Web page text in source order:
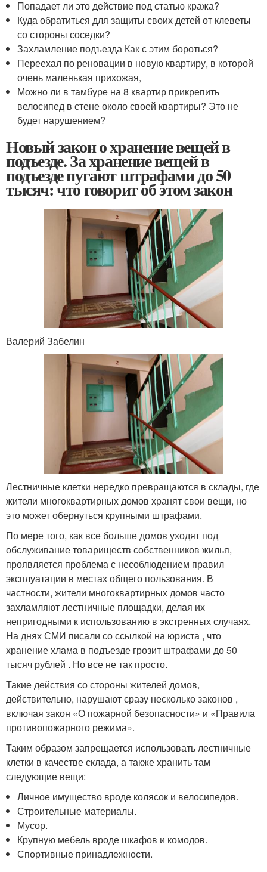
Попадает ли это действие под статью кража?
Куда обратиться для защиты своих детей от клеветы
со стороны соседки?
Захламление подъезда Как с этим бороться?
Переехал по реновации в новую квартиру, в которой
очень маленькая прихожая,
Можно ли в тамбуре на 8 квартир прикрепить
велосипед в стене около своей квартиры? Это не
будет нарушением?
Новый закон о хранение вещей в
подъезде. За хранение вещей в
подъезде пугают штрафами до 50
тысяч: что говорит об этом закон
Валерий Забелин
Лестничные клетки нередко превращаются в склады, где
жители многоквартирных домов хранят свои вещи, но
это может обернуться крупными штрафами.
По мере того, как все больше домов уходят под
обслуживание товариществ собственников жилья,
проявляется проблема с несоблюдением правил
эксплуатации в местах общего пользования. В
частности, жители многоквартирных домов часто
захламляют лестничные площадки, делая их
непригодными к использованию в экстренных случаях.
На днях СМИ писали со ссылкой на юриста , что
хранение хлама в подъезде грозит штрафами до 50
тысяч рублей . Но все не так просто.
Такие действия со стороны жителей домов,
действительно, нарушают сразу несколько законов ,
включая закон «О пожарной безопасности» и «Правила
противопожарного режима».
Таким образом запрещается использовать лестничные
клетки в качестве склада, а также хранить там
следующие вещи:
Личное имущество вроде колясок и велосипедов.
Строительные материалы.
Мусор.
Крупную мебель вроде шкафов и комодов.
Спортивные принадлежности.